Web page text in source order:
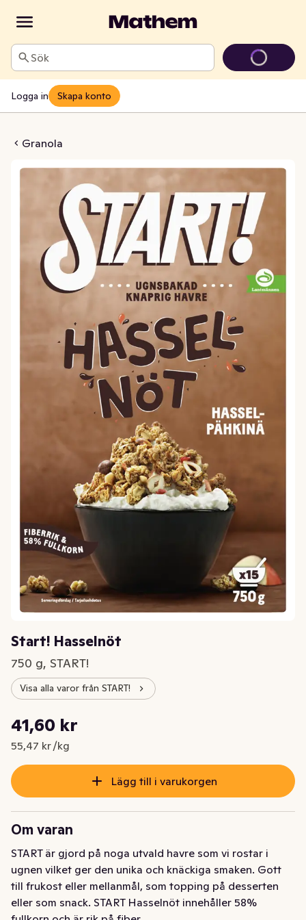
Sök
Logga in Skapa konto
Granola
Hasselnöt
Start! Hasselnöt
750 g, START!
Visa alla varor från START!
Nuvarande pris är: 41,60 kr
41,60 kr
55,47 kr /kg
Styckpris: 55,47 kr /kg
Lägg till i varukorgen
Om varan
START är gjord på noga utvald havre som vi rostar i
ugnen vilket ger den unika och knäckiga smaken. Gott
till frukost eller mellanmål, som topping på desserten
eller som snack. START Hasselnöt innehåller 58%